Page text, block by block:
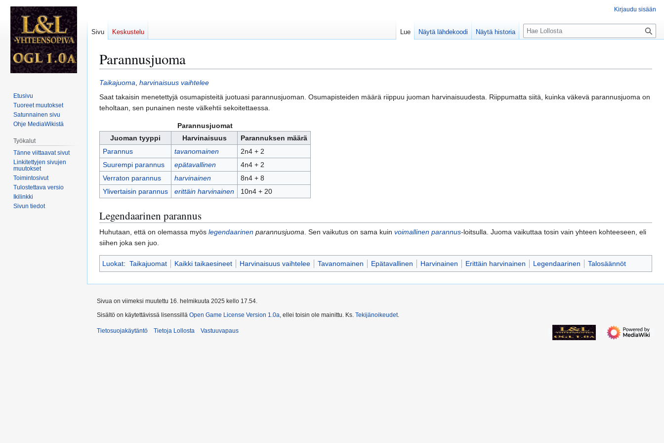
Parannusjuoma
Siirry
navigaatioon
Siirry
hakuun
Taikajuoma, harvinaisuus vaihtelee
Saat takaisin menetettyjä osumapisteitä juotuasi parannusjuoman. Osumapisteiden määrä riippuu juoman harvinaisuudesta. Riippumatta siitä, kuinka väkevä parannusjuoma on
teholtaan, sen punainen neste välkehtii sekoitettaessa.
Parannusjuomat
Juoman tyyppi
Harvinaisuus
Parannuksen määrä
Parannus
tavanomainen
2n4 + 2
Suurempi parannus
epätavallinen
4n4 + 2
Verraton parannus
harvinainen
8n4 + 8
Ylivertaisin parannus
erittäin harvinainen 10n4 + 20
Legendaarinen parannus
Huhutaan, että on olemassa myös legendaarinen parannusjuoma. Sen vaikutus on sama kuin voimallinen parannus-loitsulla. Juoma vaikuttaa tosin vain yhteen kohteeseen, eli
siihen joka sen juo.
Luokat: Taikajuomat Kaikki taikaesineet Harvinaisuus vaihtelee Tavanomainen Epätavallinen Harvinainen Erittäin harvinainen Legendaarinen Talosäännöt
Kirjaudu sisään
Sivu Keskustelu Lue Näytä lähdekoodi Näytä historia
H
a
Etusivu
Tuoreet muutokset
Satunnainen sivu
Ohje MediaWikistä
Työkalut
Tänne viittaavat sivut
Linkitettyjen sivujen
muutokset
Toimintosivut
Tulostettava versio
Ikilinkki
Sivun tiedot
Sivua on viimeksi muutettu 16. helmikuuta 2025 kello 17.54.
Sisältö on käytettävissä lisenssillä Open Game License Version 1.0a, ellei toisin ole mainittu. Ks. Tekijänoikeudet.
Tietosuojakäytäntö Tietoja Lollosta Vastuuvapaus